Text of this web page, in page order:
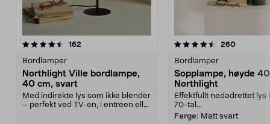
162
Bordlamper
Northlight Ville bordlampe,
40 cm, svart
Med indirekte lys som ikke blender
– perfekt ved TV-en, i entreen eller
4.5av 5 stjerner 260
Bordlamper
Sopplampe, høyde
Northlight
Effektfullt nedadrettet lys
70-tal...
Farge: Matt svart